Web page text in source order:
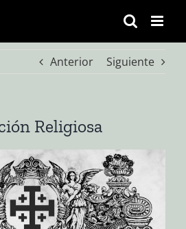
Anterior
Siguiente
Religiosa